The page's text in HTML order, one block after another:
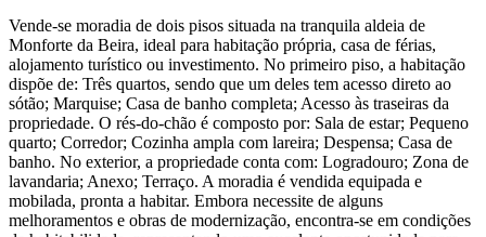
Vende-se moradia de dois pisos situada na tranquila aldeia de
Monforte da Beira, ideal para habitação própria, casa de férias,
alojamento turístico ou investimento. No primeiro piso, a habitação
dispõe de: Três quartos, sendo que um deles tem acesso direto ao
sótão; Marquise; Casa de banho completa; Acesso às traseiras da
propriedade. O rés-do-chão é composto por: Sala de estar; Pequeno
quarto; Corredor; Cozinha ampla com lareira; Despensa; Casa de
banho. No exterior, a propriedade conta com: Logradouro; Zona de
lavandaria; Anexo; Terraço. A moradia é vendida equipada e
mobilada, pronta a habitar. Embora necessite de alguns
melhoramentos e obras de modernização, encontra-se em condições